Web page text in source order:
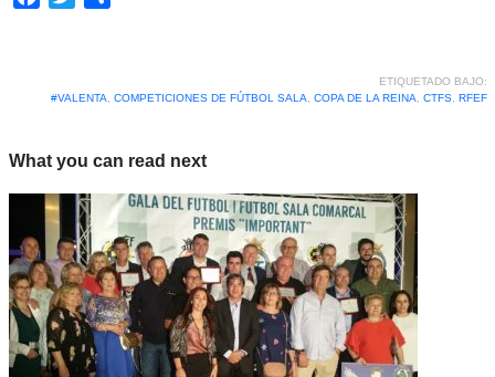
ETIQUETADO BAJO:
#VALENTA
COMPETICIONES DE FÚTBOL SALA COPA DE LA REINA CTFS, RFEF
What you can read next